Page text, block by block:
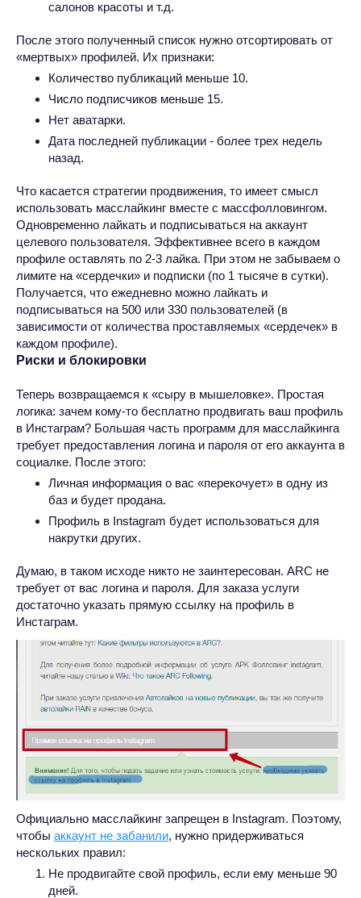
салонов красоты и т.д.
После этого полученный список нужно отсортировать от
«мертвых» профилей. Их признаки:
Количество публикаций меньше 10.
Число подписчиков меньше 15.
Нет аватарки.
Дата последней публикации - более трех недель
назад.
Что касается стратегии продвижения, то имеет смысл
использовать масслайкинг вместе с массфолловингом.
Одновременно лайкать и подписываться на аккаунт
целевого пользователя. Эффективнее всего в каждом
профиле оставлять по 2-3 лайка. При этом не забываем о
лимите на «сердечки» и подписки (по 1 тысяче в сутки).
Получается, что ежедневно можно лайкать и
подписываться на 500 или 330 пользователей (в
зависимости от количества проставляемых «сердечек» в
каждом профиле).
Риски и блокировки
Теперь возвращаемся к «сыру в мышеловке». Простая
логика: зачем кому-то бесплатно продвигать ваш профиль
в Инстаграм? Большая часть программ для масслайкинга
требует предоставления логина и пароля от его аккаунта в
социалке. После этого:
Личная информация о вас «перекочует» в одну из
баз и будет продана.
Профиль в Instagram будет использоваться для
накрутки других.
Думаю, в таком исходе никто не заинтересован. ARC не
требует от вас логина и пароля. Для заказа услуги
достаточно указать прямую ссылку на профиль в
Инстаграм.
Официально масслайкинг запрещен в Instagram. Поэтому,
чтобы аккаунт не забанили, нужно придерживаться
нескольких правил:
Не продвигайте свой профиль, если ему меньше 90
дней.